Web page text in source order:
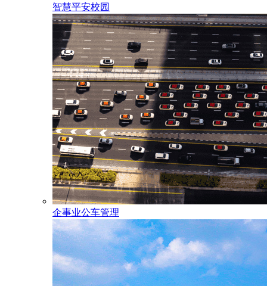
智慧平安校园
企事业公车管理